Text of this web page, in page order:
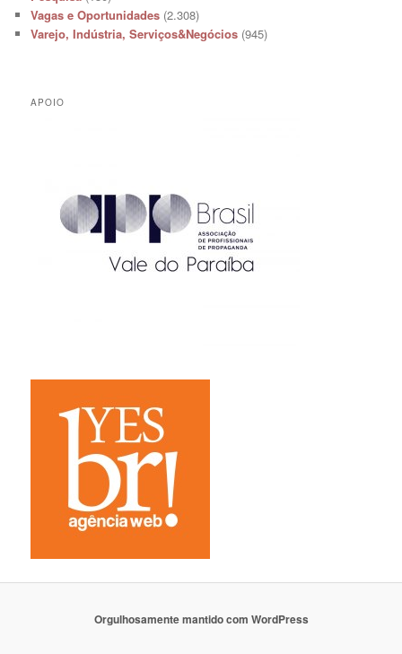
Vagas e Oportunidades (2.308)
Varejo, Indústria, Serviços&Negócios (945)
APOIO
Orgulhosamente mantido com WordPress